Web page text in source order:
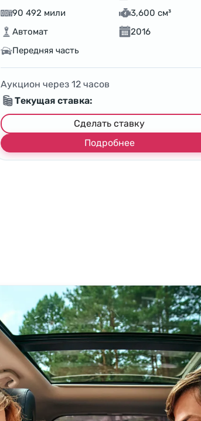
90 492 мили
3,600 см³
Автомат
2016
Передняя часть
Аукцион через12 часов
Текущая ставка:
Сделать ставку
Подробнее